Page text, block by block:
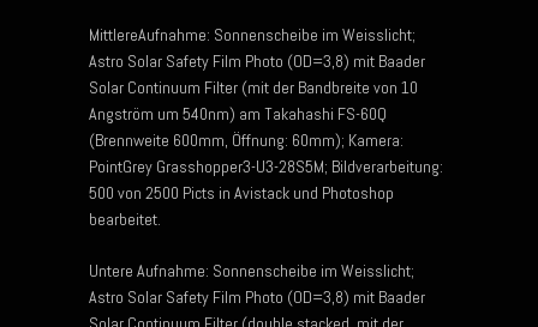
MittlereAufnahme: Sonnenscheibe im Weisslicht;
Astro Solar Safety Film Photo (OD=3,8) mit Baader
Solar Continuum Filter (mit der Bandbreite von 10
Angström um 540nm) am Takahashi FS-60Q
(Brennweite 600mm, Öffnung: 60mm); Kamera:
PointGrey Grasshopper3-U3-28S5M; Bildverarbeitung:
500 von 2500 Picts in Avistack und Photoshop
bearbeitet.
Untere Aufnahme: Sonnenscheibe im Weisslicht;
Astro Solar Safety Film Photo (OD=3,8) mit Baader